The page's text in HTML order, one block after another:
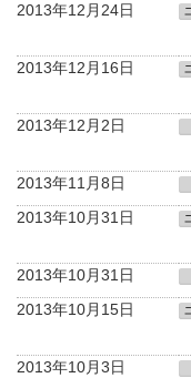
2013年12月24日
2013年12月16日
2013年12月2日
2013年11月8日
2013年10月31日
2013年10月31日
2013年10月15日
2013年10月3日